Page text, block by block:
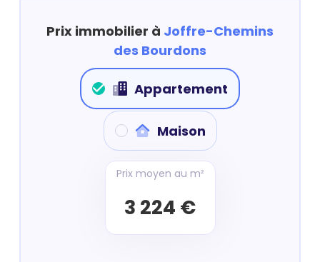
Prix immobilier à Joffre-Chemins
des Bourdons
Appartement
Maison
Prix moyen au m²
3 224 €